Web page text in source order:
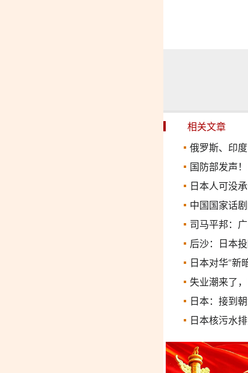
相关文章
俄罗斯、印
国防部发声
日本人可没
中国国家话
司马平邦：
后沙：日本
日本对华“新
失业潮来了
日本：接到
日本核污水